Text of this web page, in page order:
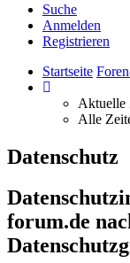
Suche
Anmelden
Registrieren
Startseite
Aktuelle
Alle
Datenschutz
forum.de